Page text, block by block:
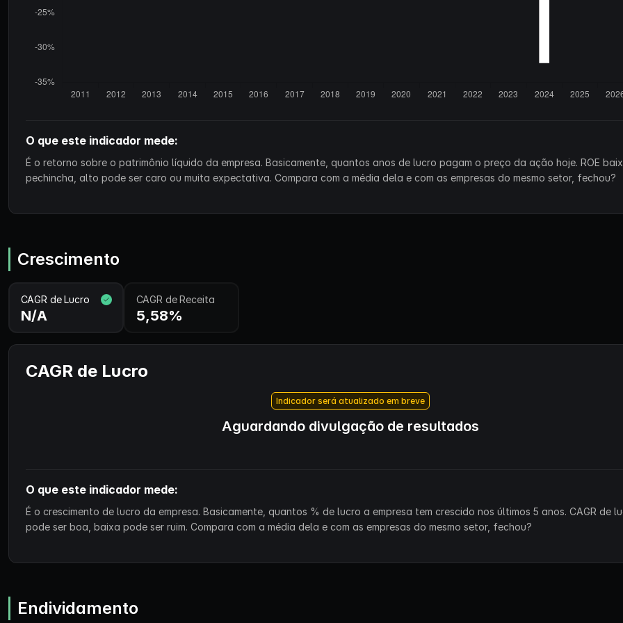
O que este indicador mede:
É o retorno sobre o patrimônio líquido da empresa. Basicamente, quantos anos de lucro pagam o preço da ação hoje. ROE
pechincha, alto pode ser caro ou muita expectativa. Compara com a média dela e com as empresas do mesmo setor, fechou?
Crescimento
CAGR de Lucro
N/A
CAGR de Receita
5,58%
CAGR de Lucro
Indicador será atualizado em breve
Aguardando divulgação de resultados
O que este indicador mede:
É o crescimento de lucro da empresa. Basicamente, quantos % de lucro a empresa tem crescido nos últimos 5 anos. CAGR de
pode ser boa, baixa pode ser ruim. Compara com a média dela e com as empresas do mesmo setor, fechou?
Endividamento